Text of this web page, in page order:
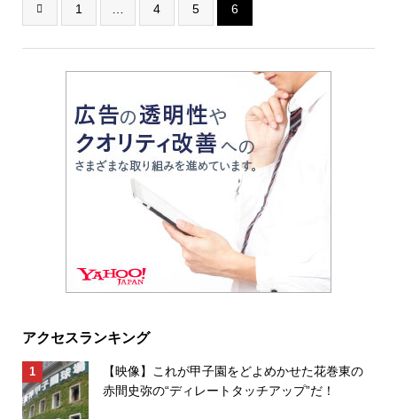
 1 4 5 6
アクセスランキング
【映像】これが甲子園をどよめかせた花巻東の
赤間史弥の“ディレートタッチアップ”だ！